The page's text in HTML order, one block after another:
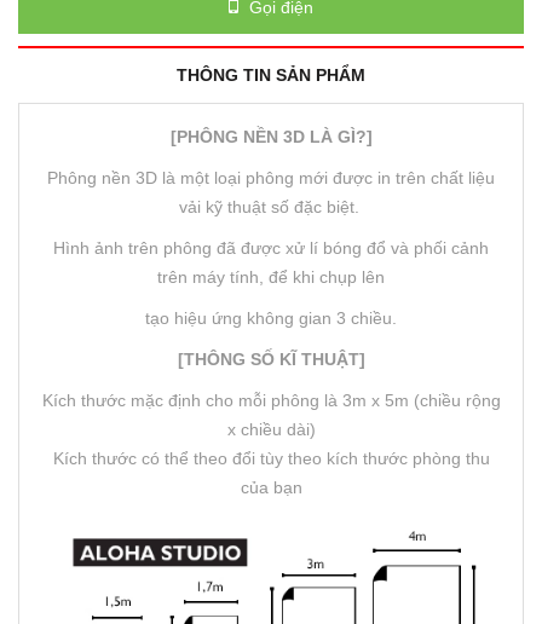
Gọi điện
THÔNG TIN SẢN PHẨM
[PHÔNG NỀN 3D LÀ GÌ?]
Phông nền 3D là một loại phông mới được in trên chất liệu
vải kỹ thuật số đặc biệt.
Hình ảnh trên phông đã được xử lí bóng đổ và phối cảnh
trên máy tính, để khi chụp lên
tạo hiệu ứng không gian 3 chiều.
[THÔNG SỐ KĨ THUẬT]
Kích thước mặc định cho mỗi phông là 3m x 5m (chiều rộng
x chiều dài)
Kích thước có thể theo đổi tùy theo kích thước phòng thu
của bạn